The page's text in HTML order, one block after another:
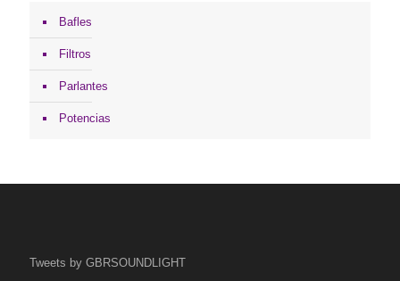
Bafles
Filtros
Parlantes
Potencias
Tweets by GBRSOUNDLIGHT